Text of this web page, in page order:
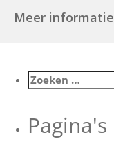
Meer informatie
Zoeken
naar:
Pagina's